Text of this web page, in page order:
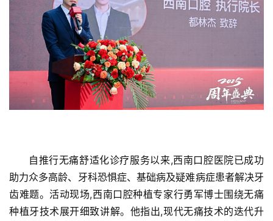
首
资
讯
消
费
生
活
自推行无痛舒适化诊疗服务以来,西南口腔医院已成功
助力众多高龄、牙科恐惧症、基础病及疑难病症患者解决牙
齿难题。活动现场,西南口腔种植专家行勇军博士围绕无痛
种植牙技术展开细致讲解。他指出,现代无痛技术的迭代升